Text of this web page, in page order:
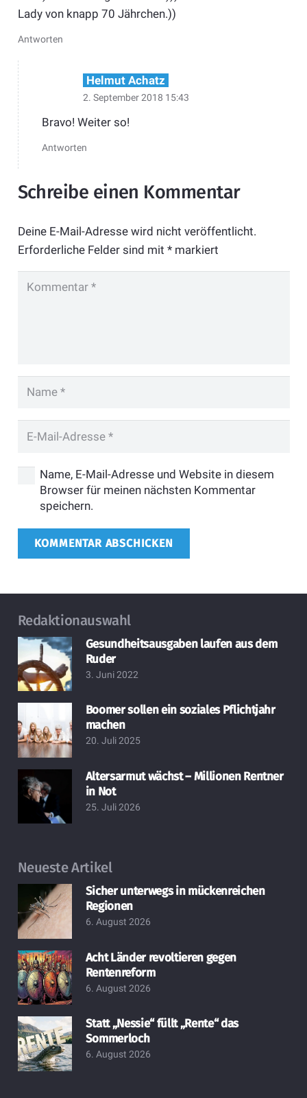
Lady von knapp 70 Jährchen.))
Antworten
Helmut Achatz
2. September 2018 15:43
Bravo! Weiter so!
Antworten
Schreibe einen Kommentar
Deine E-Mail-Adresse wird nicht veröffentlicht.
Erforderliche Felder sind mit *markiert
Name, E-Mail-Adresse und Website in diesem
Browser für meinen nächsten Kommentar
speichern.
KOMMENTAR ABSCHICKEN
Redaktionauswahl
Gesundheitsausgaben laufen aus dem
Ruder
3. Juni 2022
Boomer sollen ein soziales Pflichtjahr
machen
20. Juli 2025
Altersarmut wächst – Millionen Rentner
in Not
25. Juli 2026
Neueste Artikel
Sicher unterwegs in mückenreichen
Regionen
6. August 2026
Acht Länder revoltieren gegen
Rentenreform
6. August 2026
Statt „Nessie“ füllt „Rente“ das
Sommerloch
6. August 2026